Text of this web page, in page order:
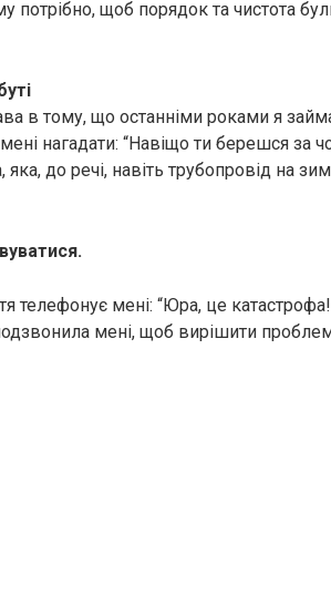
потрібно, щоб порядок та чистота
в тому, що останніми роками я
нагадати: “Навіщо ти берешся за
до речі, навіть трубопровід на
телефонує мені: “Юра, це
мені, щоб вирішити